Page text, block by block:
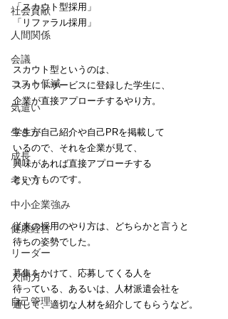
社会貢献
人間関係
会議
コスト低減
気遣い
生き方
成長
考え方
中小企業強み
健康経営
リーダー
人間力
自己管理
「スカウト型採用」
「リファラル採用」
スカウト型というのは、
スカウトサービスに登録した学生に、
企業が直接アプローチするやり方。
学生が自己紹介や自己PRを掲載して
いるので、それを企業が見て、
興味があれば直接アプローチする
というものです。
従来の採用のやり方は、どちらかと言うと
待ちの姿勢でした。
募集をかけて、応募してくる人を
待っている、あるいは、人材派遣会社を
通して、適切な人材を紹介してもらうなど。